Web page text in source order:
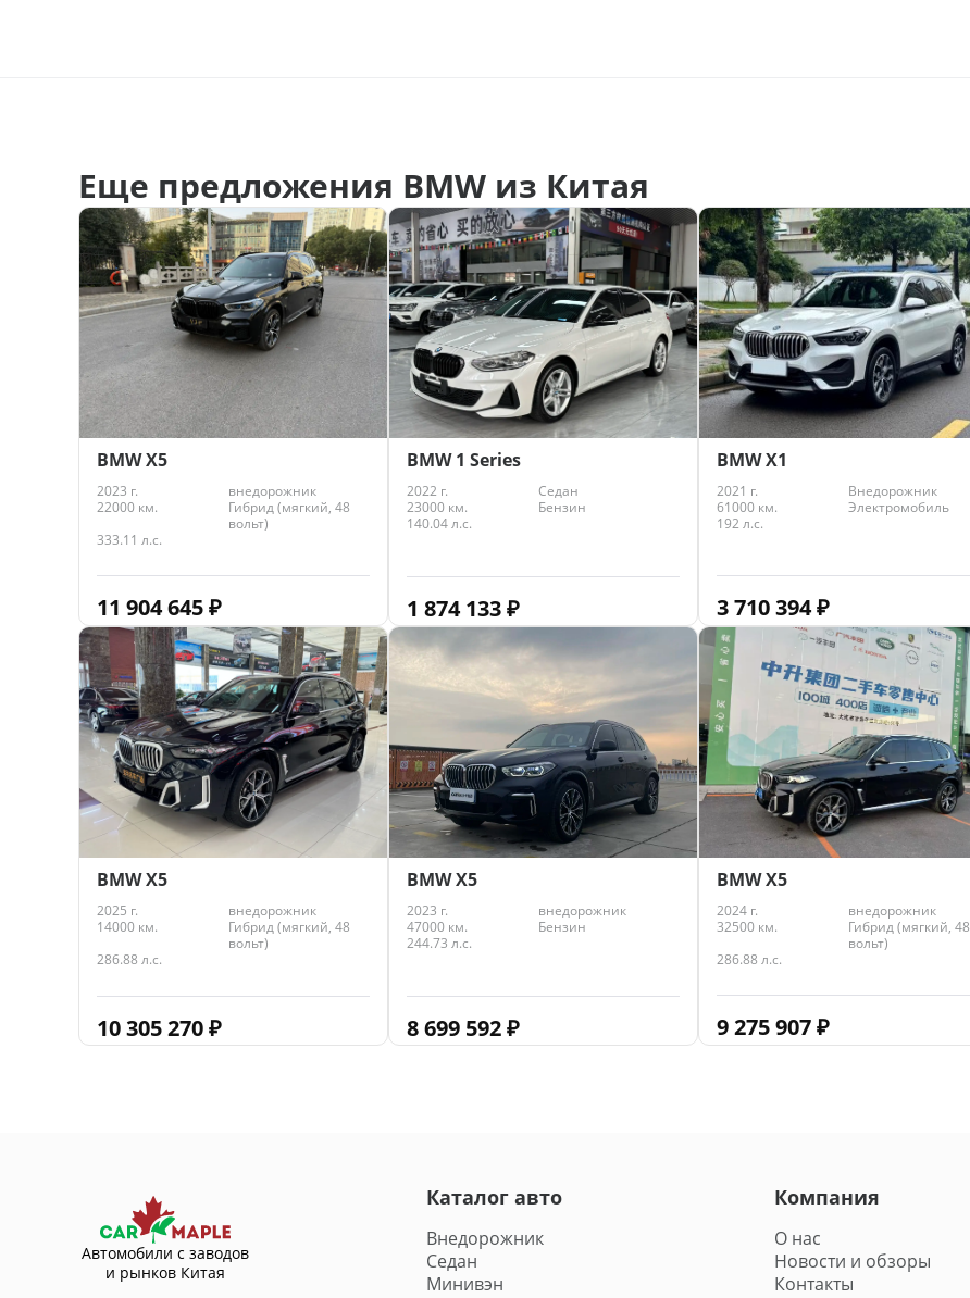
Еще предложения BMW из Китая
BMW X5
2023 г.
внедорожник
22000 км.
Гибрид (мягкий, 48
вольт)
333.11 л.с.
11 904 645₽
BMW 1 Series
2022 г.
Седан
23000 км.
Бензин
140.04 л.с.
1 874 133₽
BMW X1
2021 г.
Внедорожник
61000 км.
Электромобиль
192 л.с.
3 710 394₽
BMW X5
2025 г.
внедорожник
14000 км.
Гибрид (мягкий, 48
вольт)
286.88 л.с.
10 305 270₽
BMW X5
2023 г.
внедорожник
47000 км.
Бензин
244.73 л.с.
8 699 592₽
BMW X5
2024 г.
внедорожник
32500 км.
Гибрид (мягкий, 48
вольт)
286.88 л.с.
9 275 907₽
Автомобили с заводов
и рынков Китая
Каталог авто
Внедорожник
Седан
Минивэн
Компания
О нас
Новости и обзоры
Контакты